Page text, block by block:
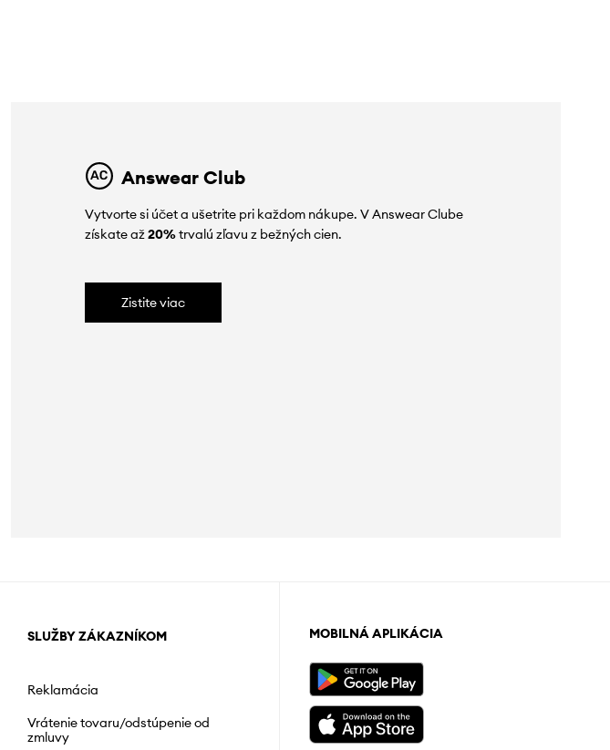
Answear Club
Vytvorte si účet a ušetrite pri každom nákupe. V Answear Clube
získate až20%trvalú zľavu z bežných cien.
Zistite viac
SLUŽBY ZÁKAZNÍKOM
Reklamácia
Vrátenie tovaru/odstúpenie od
zmluvy
MOBILNÁ APLIKÁCIA